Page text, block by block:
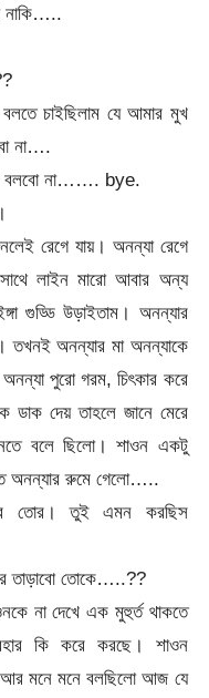
নাকি…..
চাইছিলাম যে আমার মুখ
না….
বলবো না……. bye.
রেগে যায়। অনন্যা রেগে
লাইন মারো আবার অন্য
গুড্ডি উড়াইতাম। অনন্যার
তখনই অনন্যার মা অনন্যাকে
পুরো গরম, চিৎকার করে
দেয় তাহলে জানে মেরে
বলে ছিলো। শাওন একটু
অনন্যার রুমে গেলো…..
তোর। তুই এমন করছিস
তাড়াবো তোকে…..??
না দেখে এক মুহুর্ত থাকতে
কি করে করছে। শাওন
মনে মনে বলছিলো আজ যে